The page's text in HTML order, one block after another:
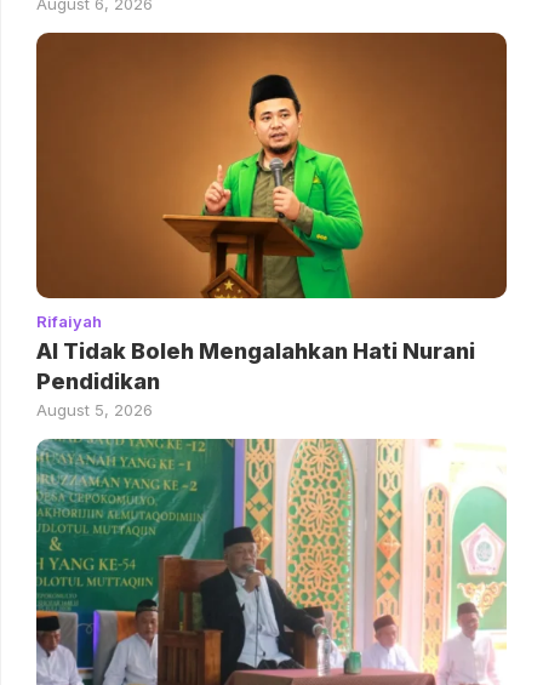
Rifaiyah
AI Tidak Boleh Mengalahkan Hati Nurani
Pendidikan
August 5, 2026